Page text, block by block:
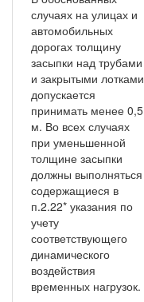
случаях на улицах и
автомобильных
дорогах толщину
засыпки над трубами
и закрытыми лотками
допускается
принимать менее 0,5
м. Во всех случаях
при уменьшенной
толщине засыпки
должны выполняться
содержащиеся в
п.2.22* указания по
учету
соответствующего
динамического
воздействия
временных нагрузок.